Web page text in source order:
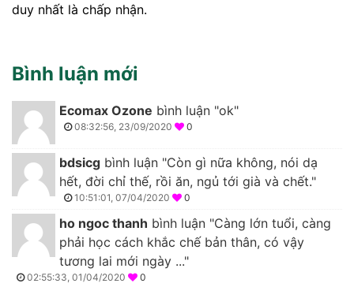
duy nhất là chấp nhận.
Bình luận mới
Ecomax Ozone bình luận "ok"
08:32:56, 23/09/2020 0
bdsicg bình luận "Còn gì nữa không, nói dạ
hết, đời chỉ thế, rồi ăn, ngủ tới già và chết."
10:51:01, 07/04/2020 0
ho ngoc thanh bình luận "Càng lớn tuổi, càng
phải học cách khắc chế bản thân, có vậy
tương lai mới ngày ..."
02:55:33, 01/04/2020 0